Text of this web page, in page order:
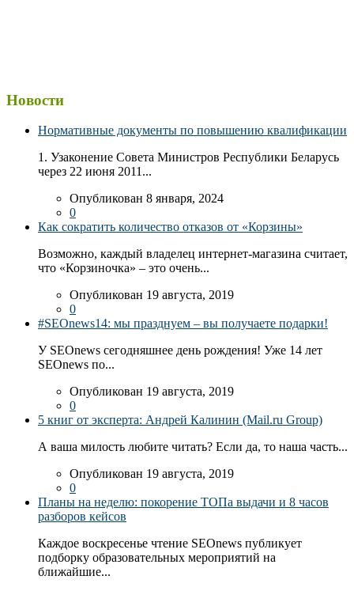
Новости
Нормативные документы по повышению квалификации
1. Узаконение Совета Министров Республики Беларусь
через 22 июня 2011...
Опубликован 8 января, 2024
0
Как сократить количество отказов от «Корзины»
Возможно, каждый владелец интернет-магазина считает,
что «Корзиночка» – это очень...
Опубликован 19 августа, 2019
0
#SEOnews14: мы празднуем – вы получаете подарки!
У SEOnews сегодняшнее день рождения! Уже 14 лет
SEOnews по...
Опубликован 19 августа, 2019
0
5 книг от эксперта: Андрей Калинин (Mail.ru Group)
А ваша милость любите читать? Если да, то наша часть...
Опубликован 19 августа, 2019
0
Планы на неделю: покорение ТОПа выдачи и 8 часов
разборов кейсов
Каждое воскресенье чтение SEOnews публикует
подборку образовательных мероприятий на
ближайшие...